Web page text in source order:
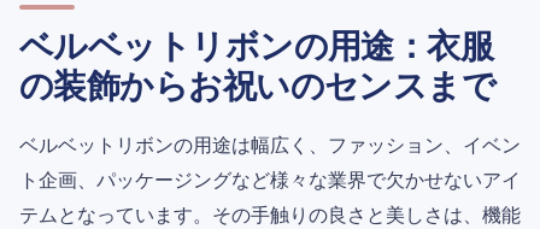
ベルベットリボンの用途：衣服
の装飾からお祝いのセンスまで
ベルベットリボンの用途は幅広く、ファッション、イベン
ト企画、パッケージングなど様々な業界で欠かせないアイ
テムとなっています。その手触りの良さと美しさは、機能